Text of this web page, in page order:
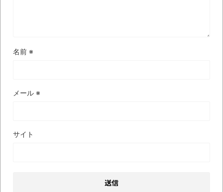
名前 ※
メール ※
サイト